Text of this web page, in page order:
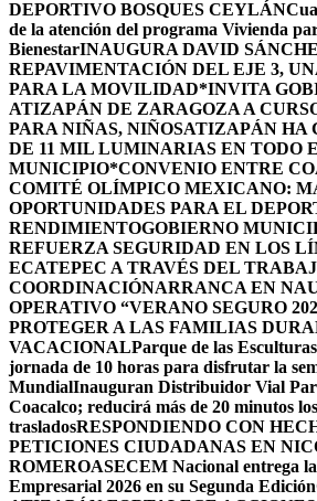
DEPORTIVO BOSQUES CEYLÁN
de la atención del programa Vivienda
BienestarINAUGURA DAVID
REPAVIMENTACIÓN DEL EJE 3,
PARA LA MOVILIDAD*INVITA
ATIZAPÁN DE ZARAGOZA A
PARA NIÑAS, NIÑOSATIZAPÁN HA
DE 11 MIL LUMINARIAS EN TODO
MUNICIPIO*CONVENIO ENTRE
COMITÉ OLÍMPICO MEXICANO:
OPORTUNIDADES PARA EL
RENDIMIENTOGOBIERNO
REFUERZA SEGURIDAD EN LOS
ECATEPEC A TRAVÉS DEL
COORDINACIÓNARRANCA EN
OPERATIVO “VERANO SEGURO
PROTEGER A LAS FAMILIAS
VACACIONALParque de las
jornada de 10 horas para disfrutar la
MundialInauguran Distribuidor Vial
Coacalco; reducirá más de 20 minutos los
trasladosRESPONDIENDO CON
PETICIONES CIUDADANAS EN
ROMEROASECEM Nacional entrega
Empresarial 2026 en su Segunda Edición